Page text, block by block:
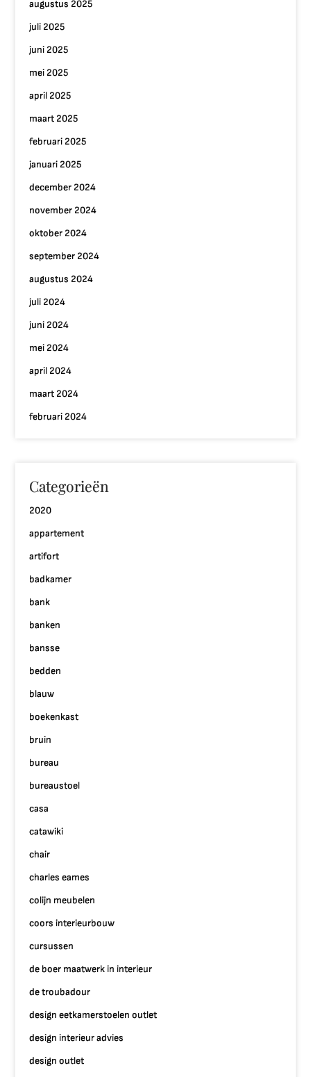
augustus 2025
juli 2025
juni 2025
mei 2025
april 2025
maart 2025
februari 2025
januari 2025
december 2024
november 2024
oktober 2024
september 2024
augustus 2024
juli 2024
juni 2024
mei 2024
april 2024
maart 2024
februari 2024
Categorieën
2020
appartement
artifort
badkamer
bank
banken
bansse
bedden
blauw
boekenkast
bruin
bureau
bureaustoel
casa
catawiki
chair
charles eames
colijn meubelen
coors interieurbouw
cursussen
de boer maatwerk in interieur
de troubadour
design eetkamerstoelen outlet
design interieur advies
design outlet